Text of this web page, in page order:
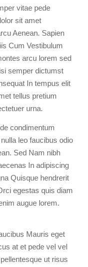
vitae pede
sit amet
Aenean. Sapien
Cum Vestibulum
arcu lorem sed
semper dictumst
In tempus elit
tellus pretium
urna.
condimentum
leo faucibus odio
Sed Nam nibh
In adipiscing
Quisque hendrerit
egestas quis diam
augue lorem.
Mauris eget
at et pede vel vel
ut risus